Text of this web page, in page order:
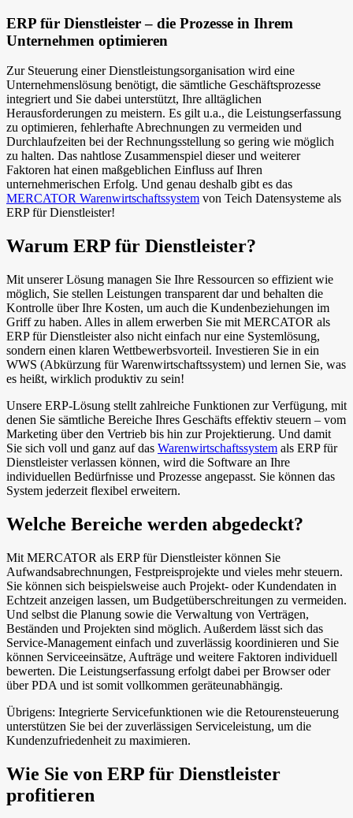
ERP für Dienstleister – die Prozesse in Ihrem
Unternehmen optimieren
Zur Steuerung einer Dienstleistungsorganisation wird eine
Unternehmenslösung benötigt, die sämtliche Geschäftsprozesse
integriert und Sie dabei unterstützt, Ihre alltäglichen
Herausforderungen zu meistern. Es gilt u.a., die Leistungserfassung
zu optimieren, fehlerhafte Abrechnungen zu vermeiden und
Durchlaufzeiten bei der Rechnungsstellung so gering wie möglich
zu halten. Das nahtlose Zusammenspiel dieser und weiterer
Faktoren hat einen maßgeblichen Einfluss auf Ihren
unternehmerischen Erfolg. Und genau deshalb gibt es das
MERCATOR Warenwirtschaftssystem von Teich Datensysteme als
ERP für Dienstleister!
Warum ERP für Dienstleister?
Mit unserer Lösung managen Sie Ihre Ressourcen so effizient wie
möglich, Sie stellen Leistungen transparent dar und behalten die
Kontrolle über Ihre Kosten, um auch die Kundenbeziehungen im
Griff zu haben. Alles in allem erwerben Sie mit MERCATOR als
ERP für Dienstleister also nicht einfach nur eine Systemlösung,
sondern einen klaren Wettbewerbsvorteil. Investieren Sie in ein
WWS (Abkürzung für Warenwirtschaftssystem) und lernen Sie, was
es heißt, wirklich produktiv zu sein!
Unsere ERP-Lösung stellt zahlreiche Funktionen zur Verfügung, mit
denen Sie sämtliche Bereiche Ihres Geschäfts effektiv steuern – vom
Marketing über den Vertrieb bis hin zur Projektierung. Und damit
Sie sich voll und ganz auf das Warenwirtschaftssystem als ERP für
Dienstleister verlassen können, wird die Software an Ihre
individuellen Bedürfnisse und Prozesse angepasst. Sie können das
System jederzeit flexibel erweitern.
Welche Bereiche werden abgedeckt?
Mit MERCATOR als ERP für Dienstleister können Sie
Aufwandsabrechnungen, Festpreisprojekte und vieles mehr steuern.
Sie können sich beispielsweise auch Projekt- oder Kundendaten in
Echtzeit anzeigen lassen, um Budgetüberschreitungen zu vermeiden.
Und selbst die Planung sowie die Verwaltung von Verträgen,
Beständen und Projekten sind möglich. Außerdem lässt sich das
Service-Management einfach und zuverlässig koordinieren und Sie
können Serviceeinsätze, Aufträge und weitere Faktoren individuell
bewerten. Die Leistungserfassung erfolgt dabei per Browser oder
über PDA und ist somit vollkommen geräteunabhängig.
Übrigens: Integrierte Servicefunktionen wie die Retourensteuerung
unterstützen Sie bei der zuverlässigen Serviceleistung, um die
Kundenzufriedenheit zu maximieren.
Wie Sie von ERP für Dienstleister
profitieren